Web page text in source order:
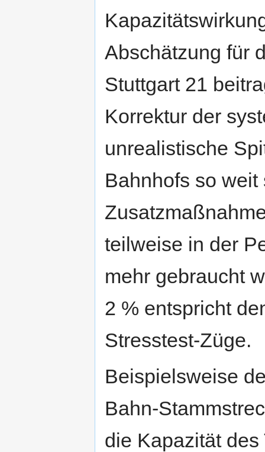
Abschätzung für
Stuttgart 21
Korrektur der
unrealistische
Bahnhofs so
teilweise in der
mehr gebraucht
2 % entspricht
Stresstest-Züge.
Beispielsweise
Bahn-
die Kapazität